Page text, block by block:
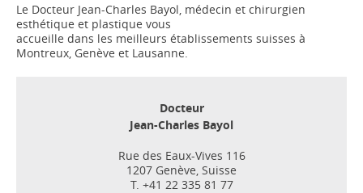
Le Docteur Jean-Charles Bayol, médecin et chirurgien
esthétique et plastique vous
accueille dans les meilleurs établissements suisses à
Montreux, Genève et Lausanne.
Docteur
Jean-Charles Bayol
Rue des Eaux-Vives 116
1207 Genève, Suisse
T. +41 22 335 81 77